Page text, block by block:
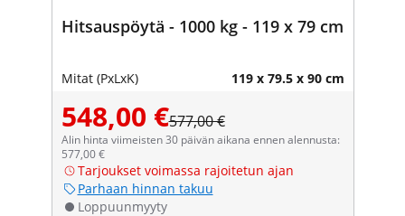
Hitsauspöytä - 1000 kg - 119 x 79 cm
Mitat (PxLxK) 119 x 79.5 x 90 cm
548,00 €577,00 €
Alin hinta viimeisten 30 päivän aikana ennen alennusta:
577,00 €
Tarjoukset voimassa rajoitetun ajan
Parhaan hinnan takuu
Loppuunmyyty